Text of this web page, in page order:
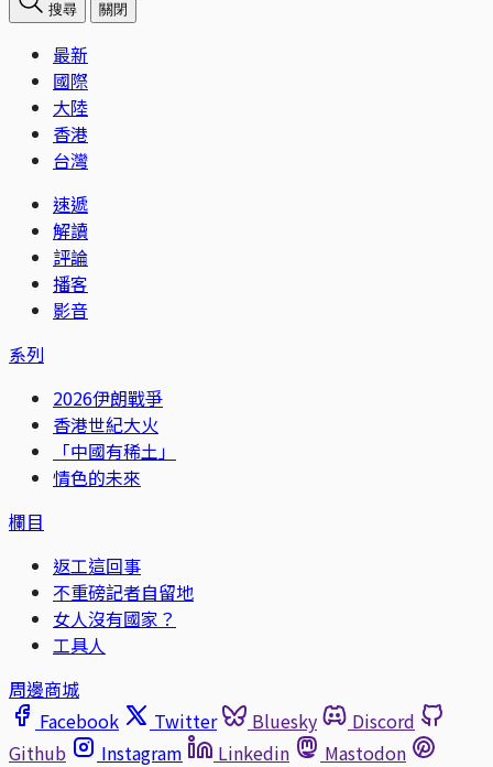
搜尋 關閉
最新
國際
大陸
香港
台灣
速遞
解讀
評論
播客
影音
系列
2026伊朗戰爭
香港世紀大火
「中國有稀土」
情色的未來
欄目
返工這回事
不重磅記者自留地
女人沒有國家？
工具人
周邊商城
Facebook
Twitter Bluesky
Discord
Github
Instagram Linkedin
Mastodon